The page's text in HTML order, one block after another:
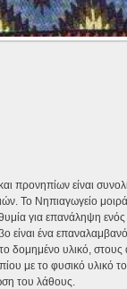
προνηπίων είναι
Το Νηπιαγωγείο
για επανάληψη
είναι ένα
δομημένο υλικό,
με το φυσικό υλικό
του λάθους.